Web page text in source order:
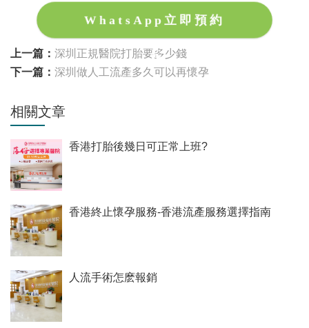
WhatsApp立即預約
上一篇： 深圳正規醫院打胎要多少錢
下一篇： 深圳做人工流產多久可以再懷孕
相關文章
香港打胎後幾日可正常上班?
香港終止懷孕服務-香港流產服務選擇指南
人流手術怎麽報銷